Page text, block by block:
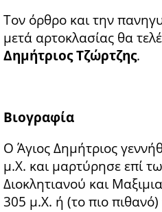
Τον όρθρο και την
μετά αρτοκλασίας θα
Δημήτριος Τζώρτζης.
Βιογραφία
Ο Άγιος Δημήτριος
μ.Χ. και μαρτύρησε επί
Διοκλητιανού και
305 μ.Χ. ή (το πιο